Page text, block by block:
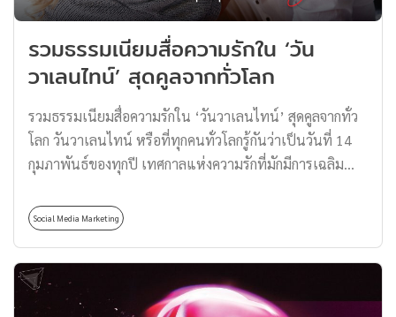
มเมอร์ พี่เอก HRK […]
รวมธรรมเนียมสื่อความรักใน ‘วัน
วาเลนไทน์’ สุดคูลจากทั่วโลก
รวมธรรมเนียมสื่อความรักใน ‘วันวาเลนไทน์’ สุดคูลจากทั่ว
โลก วันวาเลนไทน์ หรือที่ทุกคนทั่วโลกรู้กันว่าเป็นวันที่ 14
กุมภาพันธ์ของทุกปี เทศกาลแห่งความรักที่มักมีการเฉลิม
เรารัก ไม่ว่าจะเป็น ครอบครัว แฟน เพื่อน หรือใครก็ตามที่
เรานั้นมีความรู้สึกพิเศษให้ หากพูดถึงวันวาเลนไทน์ ส่วน
ใหญ่แล้วเรามักจะนึกถึงการมอบของขวัญเพื่อเป็นสื่อแทนใจ
มีความหมายลึกซึ้ง เช่น ดอกกุหลาบ ช็อกโกแลต การ์ดอวยพร
ซึ่งจริง ๆ แล้วในแต่ละประเทศนั้นต่างมีขนบธรรมเนียม
Social Media Marketing